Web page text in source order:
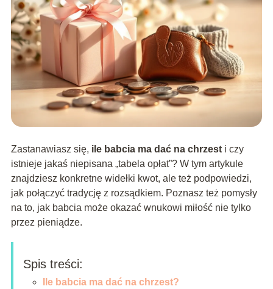
Zastanawiasz się, ile babcia ma dać na chrzesti czy
istnieje jakaś niepisana „tabela opłat”? W tym artykule
znajdziesz konkretne widełki kwot, ale też podpowiedzi,
jak połączyć tradycję z rozsądkiem. Poznasz też pomysły
na to, jak babcia może okazać wnukowi miłość nie tylko
przez pieniądze.
Spis treści:
Ile babcia ma dać na chrzest?